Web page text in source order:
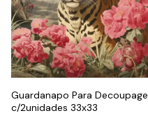
Guardanapo Para Decoupage
c/2unidades 33x33